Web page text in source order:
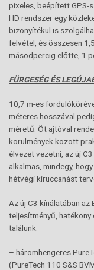
pixeles, beépített GPS-
HD rendszer egy
bizonyítékul is
felvétel, és összesen
másodpercig előtte, 1
FÜRGESÉG ÉS
10,7 m-es
méteres hosszával
méretű. Öt ajtóval
körülmények között
élvezet vezetni, az új
alkalmas, mindegy,
hétvégi kiruccanást
Az új C3 kínálatában az
teljesítményű,
találunk:
– háromhengeres
(PureTech 110 S&S